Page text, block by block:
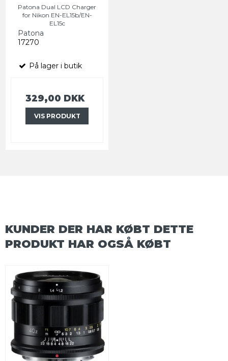
Patona Dual LCD Charger
for Nikon EN-EL15b/EN-
EL15c
Patona
17270
På lager i butik
329,00 DKK
VIS PRODUKT
KUNDER DER HAR KØBT DETTE
PRODUKT HAR OGSÅ KØBT